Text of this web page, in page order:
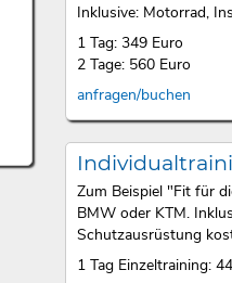
Inklusive: Motorrad,
1 Tag: 349 Euro
2 Tage: 560 Euro
anfragen/buchen
Zum Beispiel "Fit für
BMW oder KTM.
Schutzausrüstung
1 Tag Einzeltraining: